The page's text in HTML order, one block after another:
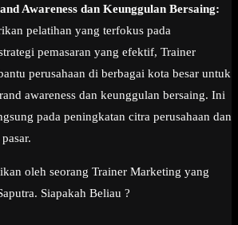
Awareness dan Keunggulan Bersaing:
pelatihan yang terfokus pada
pemasaran yang efektif, Trainer
perusahaan di berbagai kota besar untuk
awareness dan keunggulan bersaing. Ini
pada peningkatan citra perusahaan dan
oleh seorang Trainer Marketing yang
Siapakah Beliau ?